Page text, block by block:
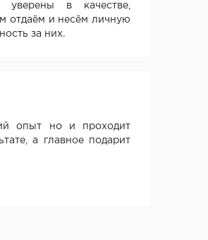
в качестве,
отдаём и несём личную
за них.
опыт но и проходит
а главное подарит